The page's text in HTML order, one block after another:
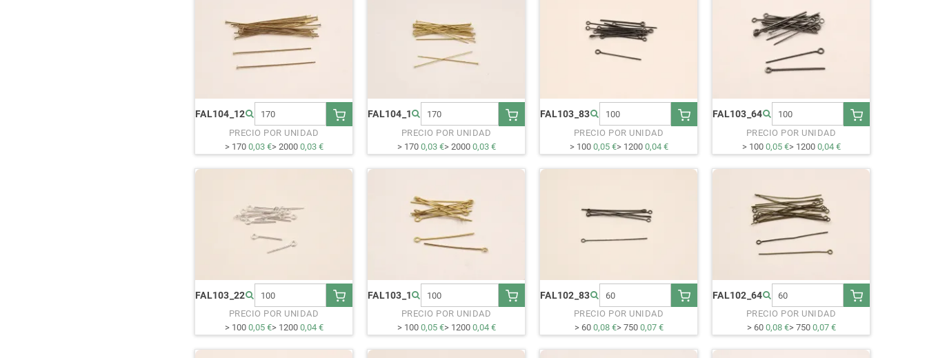
FAL104_12
PRECIO POR UNIDAD
> 170 0,03 €> 2000 0,03 €
FAL104_1
PRECIO POR UNIDAD
> 170 0,03 €> 2000 0,03 €
FAL103_83
PRECIO POR UNIDAD
> 100 0,05 €> 1200 0,04 €
FAL103_64
PRECIO POR UNIDAD
> 100 0,05 €> 1200 0,04 €
FAL103_22
PRECIO POR UNIDAD
> 100 0,05 €> 1200 0,04 €
FAL103_1
PRECIO POR UNIDAD
> 100 0,05 €> 1200 0,04 €
FAL102_83
PRECIO POR UNIDAD
> 60 0,08 €> 750 0,07 €
FAL102_64
PRECIO POR UNIDAD
> 60 0,08 €> 750 0,07 €